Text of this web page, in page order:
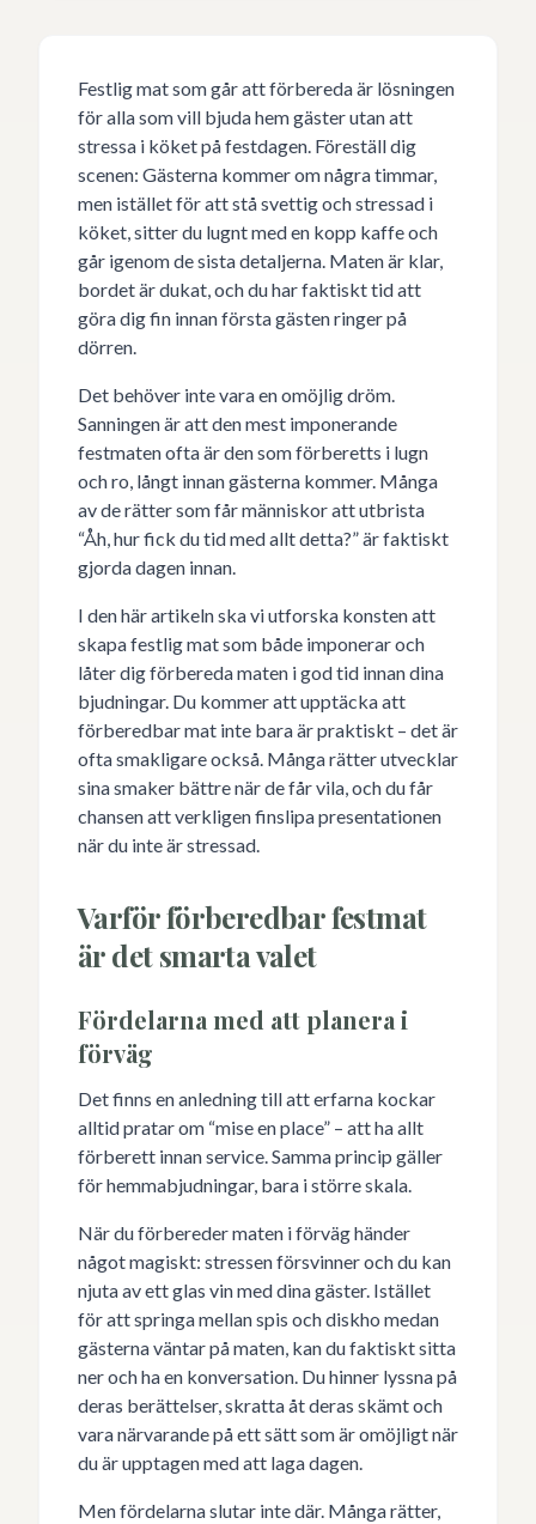
Festlig mat som går att förbereda är lösningen
för alla som vill bjuda hem gäster utan att
stressa i köket på festdagen. Föreställ dig
scenen: Gästerna kommer om några timmar,
men istället för att stå svettig och stressad i
köket, sitter du lugnt med en kopp kaffe och
går igenom de sista detaljerna. Maten är klar,
bordet är dukat, och du har faktiskt tid att
göra dig fin innan första gästen ringer på
dörren.
Det behöver inte vara en omöjlig dröm.
Sanningen är att den mest imponerande
festmaten ofta är den som förberetts i lugn
och ro, långt innan gästerna kommer. Många
av de rätter som får människor att utbrista
“Åh, hur fick du tid med allt detta?” är faktiskt
gjorda dagen innan.
I den här artikeln ska vi utforska konsten att
skapa festlig mat som både imponerar och
låter dig förbereda maten i god tid innan dina
bjudningar. Du kommer att upptäcka att
förberedbar mat inte bara är praktiskt – det är
ofta smakligare också. Många rätter utvecklar
sina smaker bättre när de får vila, och du får
chansen att verkligen finslipa presentationen
när du inte är stressad.
Varför förberedbar festmat
är det smarta valet
Fördelarna med att planera i
förväg
Det finns en anledning till att erfarna kockar
alltid pratar om “mise en place” – att ha allt
förberett innan service. Samma princip gäller
för hemmabjudningar, bara i större skala.
När du förbereder maten i förväg händer
något magiskt: stressen försvinner och du kan
njuta av ett glas vin med dina gäster. Istället
för att springa mellan spis och diskho medan
gästerna väntar på maten, kan du faktiskt sitta
ner och ha en konversation. Du hinner lyssna på
deras berättelser, skratta åt deras skämt och
vara närvarande på ett sätt som är omöjligt när
du är upptagen med att laga dagen.
Men fördelarna slutar inte där. Många rätter,